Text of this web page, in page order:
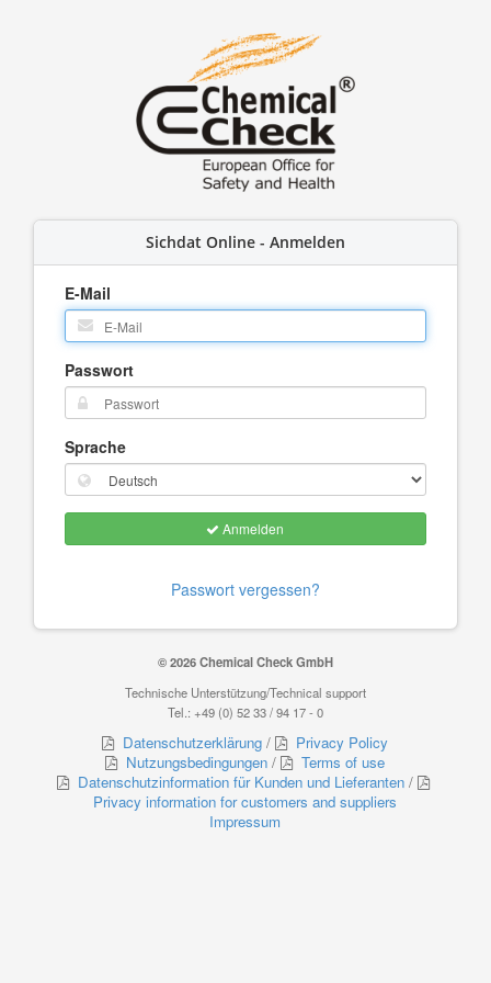
Sichdat Online - Anmelden
E-Mail
Passwort
Sprache
Anmelden
Passwort vergessen?
© 2026 Chemical Check GmbH
Technische Unterstützung/Technical support
Tel.: +49 (0) 52 33 / 94 17 - 0
Datenschutzerklärung /
Privacy Policy
Nutzungsbedingungen /
Terms of use
Datenschutzinformation für Kunden und Lieferanten/
Privacy information for customers and suppliers
Impressum